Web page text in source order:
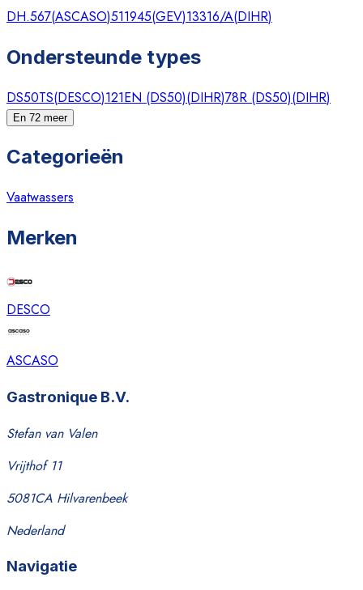
DH.567(ASCASO)511945(GEV)13316/A(DIHR)
Ondersteunde types
DS50TS(DESCO)121EN (DS50)(DIHR)78R (DS50)(DIHR)
En 72 meer
Categorieën
Vaatwassers
Merken
DESCO
ASCASO
Gastronique B.V.
Stefan van Valen
Vrijthof 11
5081CA Hilvarenbeek
Nederland
Navigatie